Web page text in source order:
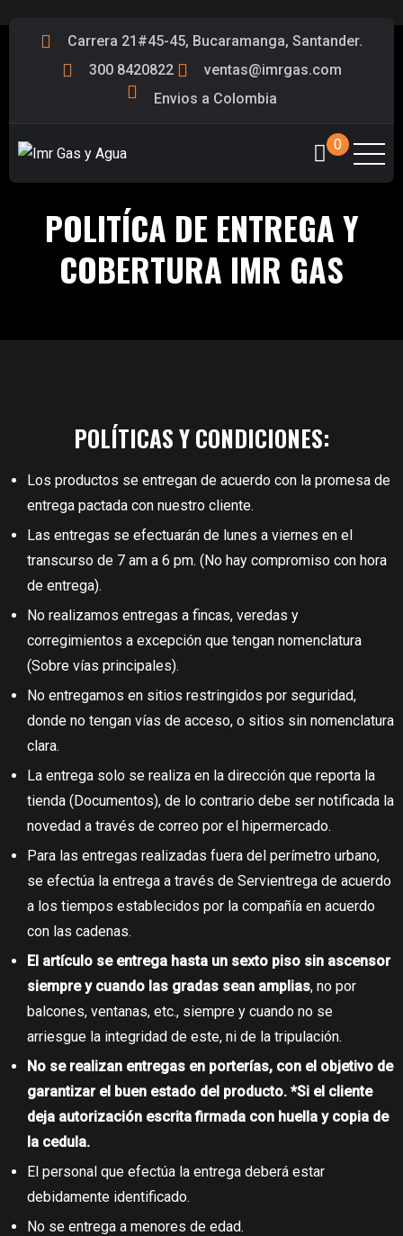
Carrera 21#45-45, Bucaramanga, Santander.
300 8420822
ventas@imrgas.com
Envios a Colombia
0
POLITÍCA DE ENTREGA Y
COBERTURA IMR GAS
POLÍTICAS Y CONDICIONES:
Los productos se entregan de acuerdo con la promesa de
entrega pactada con nuestro cliente.
Las entregas se efectuarán de lunes a viernes en el
transcurso de 7 am a 6 pm. (No hay compromiso con hora
de entrega).
No realizamos entregas a fincas, veredas y
corregimientos a excepción que tengan nomenclatura
(Sobre vías principales).
No entregamos en sitios restringidos por seguridad,
donde no tengan vías de acceso, o sitios sin nomenclatura
clara.
La entrega solo se realiza en la dirección que reporta la
tienda (Documentos), de lo contrario debe ser notificada la
novedad a través de correo por el hipermercado.
Para las entregas realizadas fuera del perímetro urbano,
se efectúa la entrega a través de Servientrega de acuerdo
a los tiempos establecidos por la compañía en acuerdo
con las cadenas.
El artículo se entrega hasta un sexto piso sin ascensor
siempre y cuando las gradas sean amplias, no por
balcones, ventanas, etc., siempre y cuando no se
arriesgue la integridad de este, ni de la tripulación.
No se realizan entregas en porterías, con el objetivo de
garantizar el buen estado del producto. *Si el cliente
deja autorización escrita firmada con huella y copia de
la cedula.
El personal que efectúa la entrega deberá estar
debidamente identificado.
No se entrega a menores de edad.